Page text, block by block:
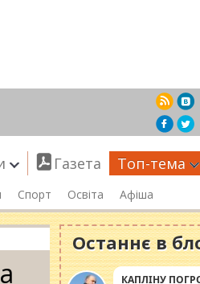
Газета Топ-тема
Спорт Освіта Афіша
Останнє в
КАПЛІНУ